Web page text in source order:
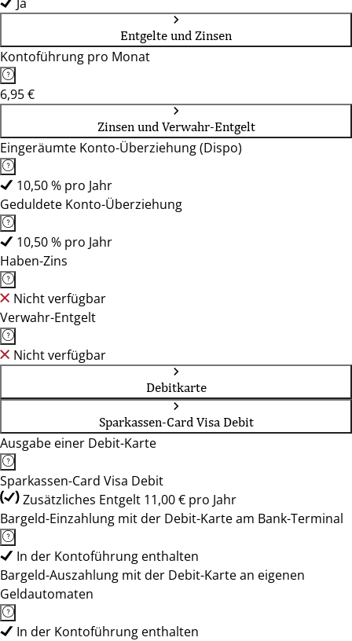
Entgelte und Zinsen
Kontoführung pro Monat
6,95 €
Zinsen und Verwahr-Entgelt
Eingeräumte Konto-Überziehung (Dispo)
10,50 % pro Jahr
Geduldete Konto-Überziehung
10,50 % pro Jahr
Haben-Zins
Nicht verfügbar
Verwahr-Entgelt
Nicht verfügbar
Debitkarte
Sparkassen-Card Visa Debit
Ausgabe einer Debit-Karte
Sparkassen-Card Visa Debit
Zusätzliches Entgelt 11,00 € pro Jahr
Bargeld-Einzahlung mit der Debit-Karte am Bank-Terminal
In der Kontoführung enthalten
Bargeld-Auszahlung mit der Debit-Karte an eigenen
Geldautomaten
In der Kontoführung enthalten